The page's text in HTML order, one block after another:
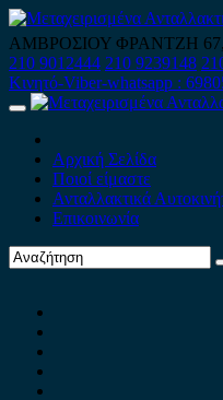
Skip
to
content
ΑΜΒΡΟΣΙΟΥ ΦΡΑΝΤΖΗ
210 9012444 210 9239148
Κινητό-Viber-whatsapp :
Primary
Αρχική Σελίδα
Ποιοί είμαστε
Ανταλλακτικά
Επικοινωνία